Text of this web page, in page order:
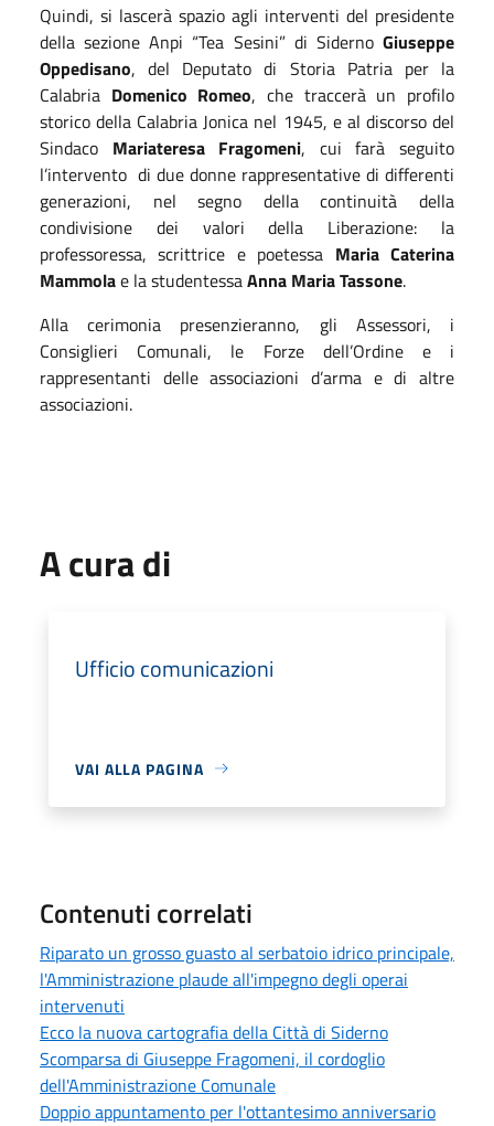
Quindi, si lascerà spazio agli interventi del presidente
della sezione Anpi “Tea Sesini” di Siderno Giuseppe
Oppedisano, del Deputato di Storia Patria per la
Calabria Domenico Romeo, che traccerà un profilo
storico della Calabria Jonica nel 1945, e al discorso del
Sindaco Mariateresa Fragomeni, cui farà seguito
l’intervento di due donne rappresentative di differenti
generazioni, nel segno della continuità della
condivisione dei valori della Liberazione: la
professoressa, scrittrice e poetessa Maria Caterina
Mammolae la studentessaAnna Maria Tassone.
Alla cerimonia presenzieranno, gli Assessori, i
Consiglieri Comunali, le Forze dell’Ordine e i
rappresentanti delle associazioni d’arma e di altre
associazioni.
A cura di
Ufficio comunicazioni
VAI ALLA PAGINA
Contenuti correlati
Riparato un grosso guasto al serbatoio idrico principale,
l'Amministrazione plaude all'impegno degli operai
intervenuti
Ecco la nuova cartografia della Città di Siderno
Scomparsa di Giuseppe Fragomeni, il cordoglio
dell'Amministrazione Comunale
Doppio appuntamento per l'ottantesimo anniversario